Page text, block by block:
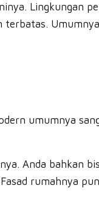
Lingkungan
terbatas.
umumnya
Anda bahkan
rumahnya